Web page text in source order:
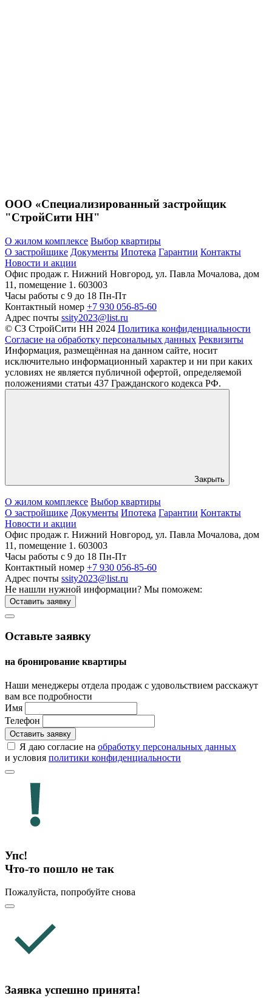
ООО «Специализированный застройщик
"СтройСити НН"
О жилом комплексе Выбор квартиры
О застройщике Документы Ипотека Гарантии Контакты
Новости и акции
Офис продаж г. Нижний Новгород, ул. Павла Мочалова, дом
11, помещение 1. 603003
Часы работы c 9 до 18 Пн-Пт
Контактный номер +7 930 056-85-60
Адрес почты ssity2023@list.ru
© СЗ СтройСити НН 2024 Политика конфиденциальности
Согласие на обработку персональных данных Реквизиты
Информация, размещённая на данном сайте, носит
исключительно информационный характер и ни при каких
условиях не является публичной офертой, определяемой
положениями статьи 437 Гражданского кодекса РФ.
Закрыть
О жилом комплексе Выбор квартиры
О застройщике Документы Ипотека Гарантии Контакты
Новости и акции
Офис продаж г. Нижний Новгород, ул. Павла Мочалова, дом
11, помещение 1. 603003
Часы работы c 9 до 18 Пн-Пт
Контактный номер +7 930 056-85-60
Адрес почты ssity2023@list.ru
Не нашли нужной информации? Мы поможем:
Оставить заявку
Оставьте заявку
на бронирование квартиры
Наши менеджеры отдела продаж с удовольствием расскажут
вам все подробности
Имя
Телефон
Оставить заявку
Я даю согласие на обработку персональных данных
и условия политики конфиденциальности
Упс!
Что-то пошло не так
Пожалуйста, попробуйте снова
Заявка успешно принята!